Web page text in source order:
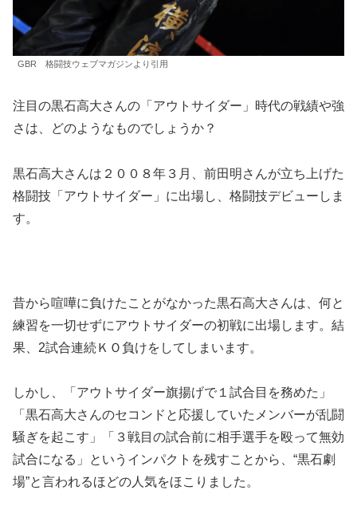
GBR 格闘技ウェブマガジンより引用
注目の黒石高大さんの「アウトサイダー」時代の戦績や強
さは、どのようなものでしょうか？
黒石高大さんは２００８年３月、前田明さんが立ち上げた
格闘技「アウトサイダー」に出場し、格闘技デビューしま
す。
昔から喧嘩に負けたことがなかった黒石高大さんは、何と
練習を一切せずにアウトサイダーの初戦に出場します。結
果、2試合連続ＫＯ負けをしてしまいます。
しかし、「アウトサイダー旗揚げで１試合目を務めた」
「黒石高大さんのセコンドと応援していたメンバーが乱闘
騒ぎを起こす」「３戦目の試合前に相手選手を殴って無効
試合になる」というインパクトを残すことから、“黒石劇
場”と言われるほどの人気をほこりました。